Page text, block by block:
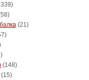
(21)
(148)
(15)